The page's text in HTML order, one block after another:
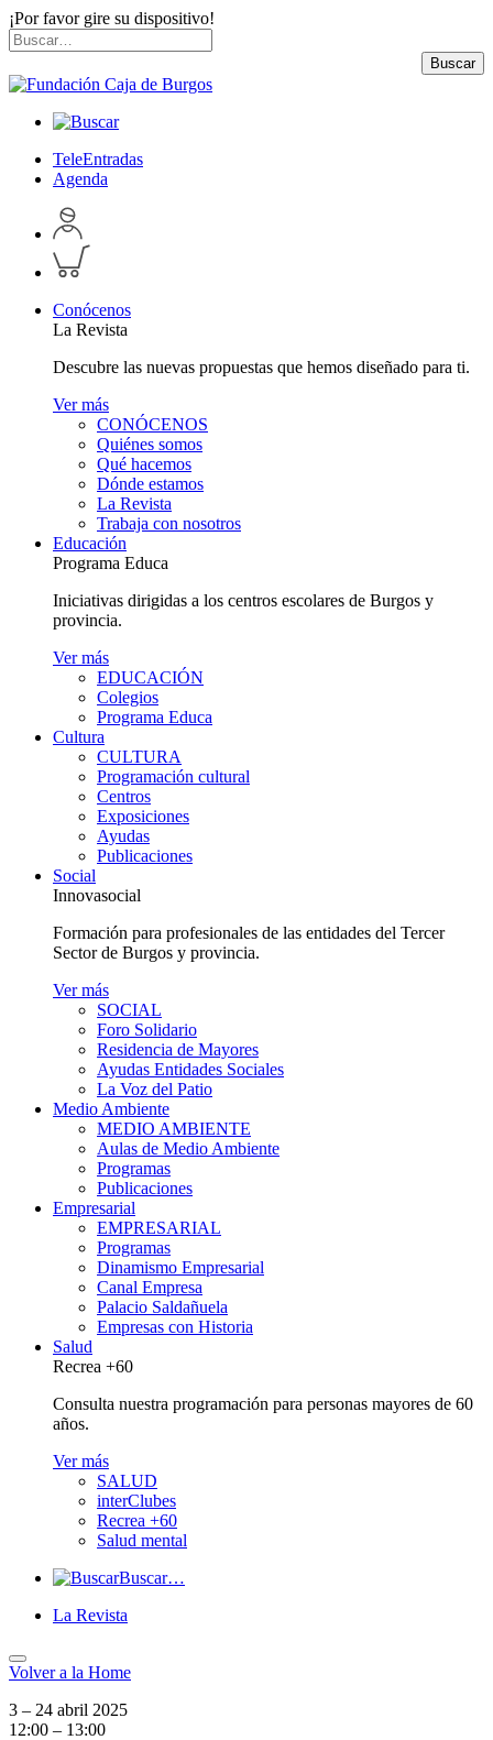
¡Por favor gire su dispositivo!
Skip
to
content
Buscar
por:
Buscar
TeleEntradas
Agenda
Acceder
a
perfil
personal
Inspeccionar
carrito
Conócenos
La Revista
Descubre las nuevas propuestas que hemos diseñado para ti.
Ver más
CONÓCENOS
Quiénes somos
Qué hacemos
Dónde estamos
La Revista
Trabaja con nosotros
Educación
Programa Educa
Iniciativas dirigidas a los centros escolares de Burgos y
provincia.
Ver más
EDUCACIÓN
Colegios
Programa Educa
Cultura
CULTURA
Programación cultural
Centros
Exposiciones
Ayudas
Publicaciones
Social
Innovasocial
Formación para profesionales de las entidades del Tercer
Sector de Burgos y provincia.
Ver más
SOCIAL
Foro Solidario
Residencia de Mayores
Ayudas Entidades Sociales
La Voz del Patio
Medio Ambiente
MEDIO AMBIENTE
Aulas de Medio Ambiente
Programas
Publicaciones
Empresarial
EMPRESARIAL
Programas
Dinamismo Empresarial
Canal Empresa
Palacio Saldañuela
Empresas con Historia
Salud
Recrea +60
Consulta nuestra programación para personas mayores de 60
años.
Ver más
SALUD
interClubes
Recrea +60
Salud mental
Buscar…
La Revista
Volver a la Home
3 – 24 abril 2025
12:00 – 13:00